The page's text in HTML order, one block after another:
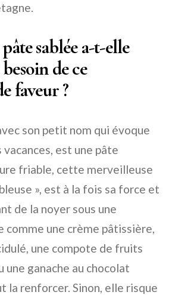
sablée a-t-elle
de ce
faveur ?
son petit nom qui évoque
est une pâte
friable, cette merveilleuse
», est à la fois sa force et
de la noyer sous une
comme une crème pâtissière,
une compote de fruits
ganache au chocolat
la renforcer. Sinon, elle risque